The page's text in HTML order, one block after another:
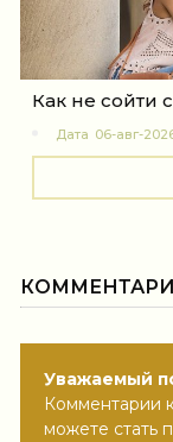
Как не сойти
Дата 06-авг-
Уважаемый
Комментарии
можете стать